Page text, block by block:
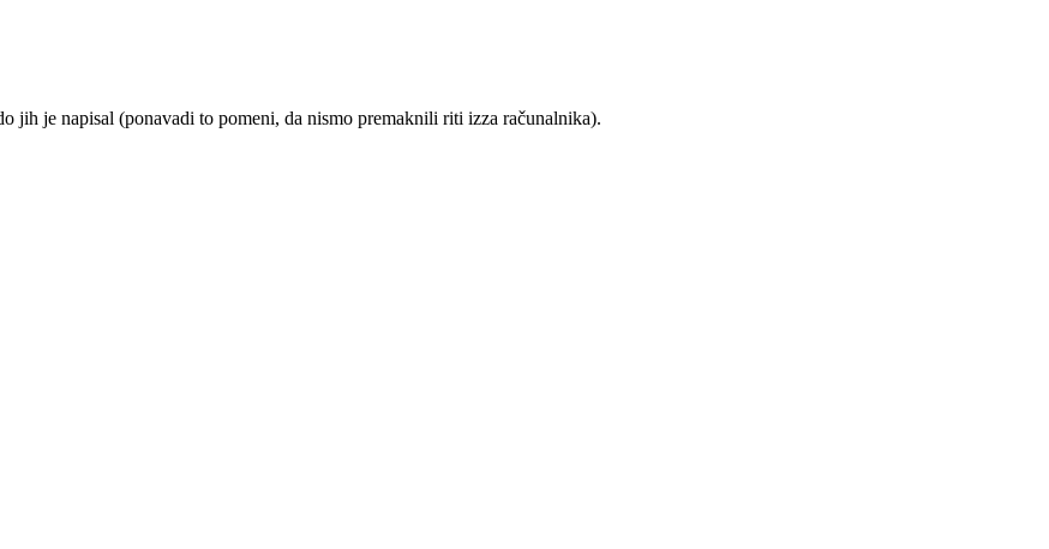
jih je napisal (ponavadi to pomeni, da nismo premaknili riti izza računalnika).